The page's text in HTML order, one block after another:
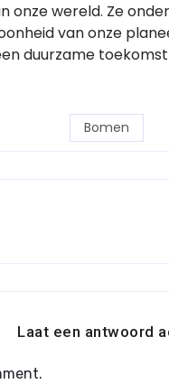
onze wereld. Ze
van onze
duurzame
Bomen
Laat een antwoord